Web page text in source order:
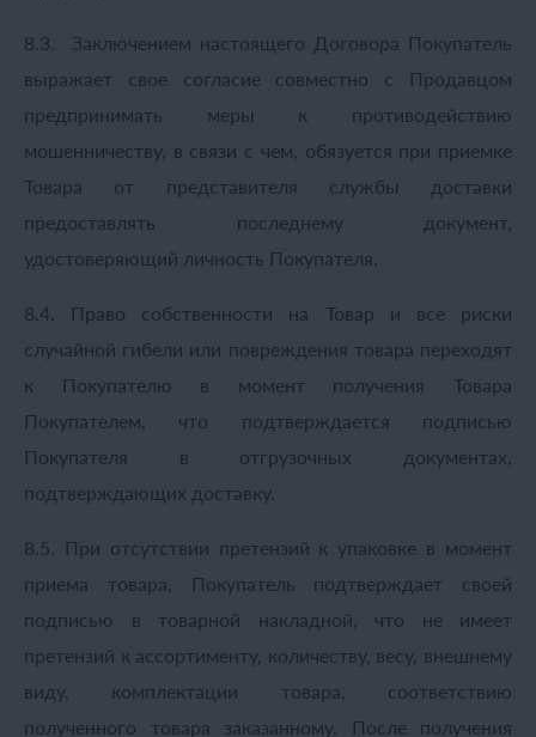
8.3. Заключением настоящего Договора Покупатель
выражает свое согласие совместно с Продавцом
предпринимать меры к противодействию
мошенничеству, в связи с чем, обязуется при приемке
Товара от представителя службы доставки
предоставлять последнему документ,
удостоверяющий личность Покупателя.
8.4. Право собственности на Товар и все риски
случайной гибели или повреждения товара переходят
к Покупателю в момент получения Товара
Покупателем, что подтверждается подписью
Покупателя в отгрузочных документах,
подтверждающих доставку.
8.5. При отсутствии претензий к упаковке в момент
приема товара, Покупатель подтверждает своей
подписью в товарной накладной, что не имеет
претензий к ассортименту, количеству, весу, внешнему
виду, комплектации товара, соответствию
полученного товара заказанному. После получения